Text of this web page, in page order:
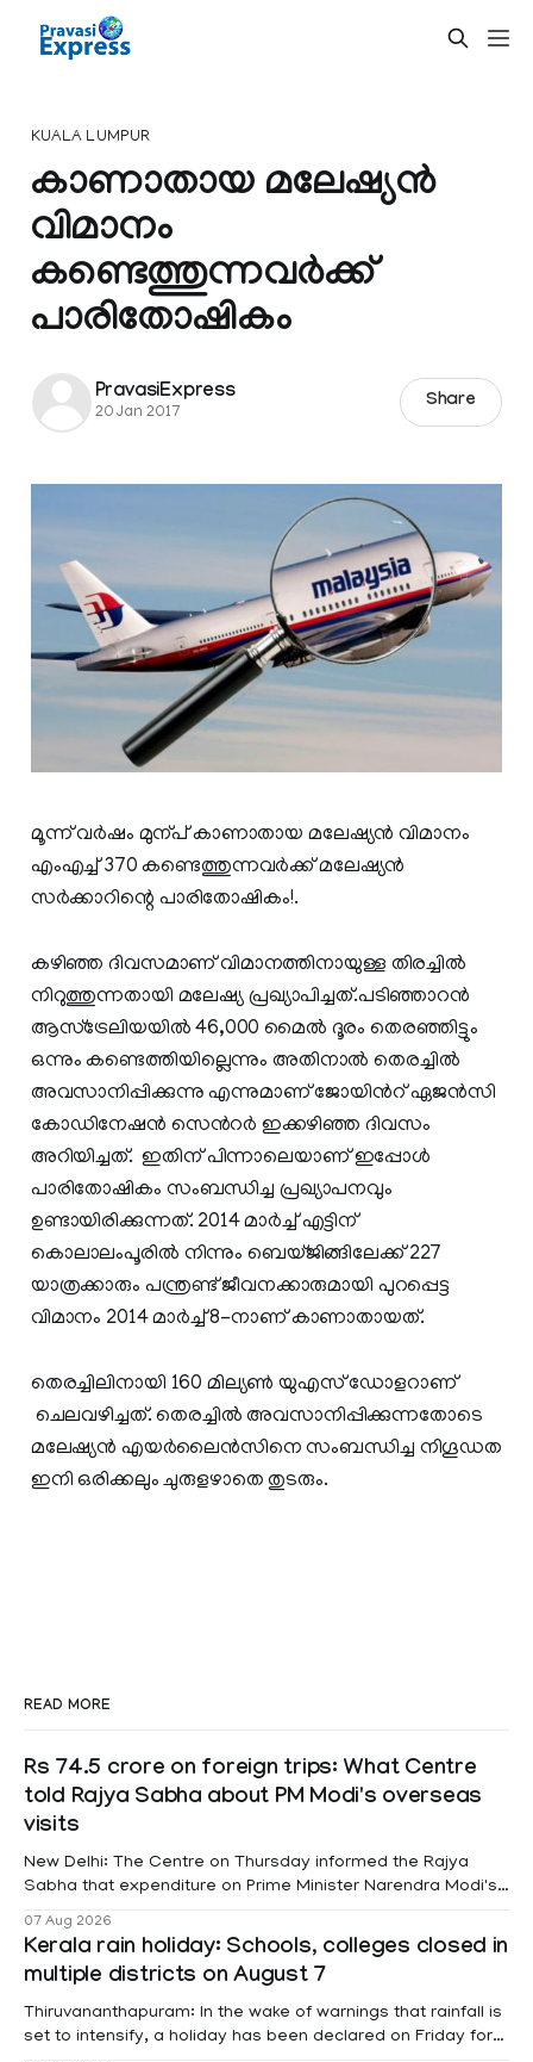
KUALA LUMPUR
കാണാതായ മലേഷ്യൻ
വിമാനം
കണ്ടെത്തുന്നവർക്ക്
പാരിതോഷികം
PravasiExpress
20 Jan 2017
Share
മൂന്ന് വർഷം മുന്പ് കാണാതായ മലേഷ്യൻ വിമാനം
എംഎച്ച് 370 കണ്ടെത്തുന്നവർക്ക് മലേഷ്യൻ
സർക്കാറിന്റെ പാരിതോഷികം!.
കഴിഞ്ഞ ദിവസമാണ് വിമാനത്തിനായുള്ള തിരച്ചിൽ
നിറുത്തുന്നതായി മലേഷ്യ പ്രഖ്യാപിച്ചത്.പടിഞ്ഞാറൻ
ആസ്ട്രേലിയയിൽ 46,000 മൈൽ ദൂരം തെരഞ്ഞിട്ടും
ഒന്നും കണ്ടെത്തിയില്ലെന്നും അതിനാൽ തെരച്ചിൽ
അവസാനിപ്പിക്കുന്നു എന്നുമാണ് ജോയിന്‍റ് ഏജൻസി
കോഡിനേഷൻ സെന്‍റർ ഇക്കഴിഞ്ഞ ദിവസം
അറിയിച്ചത്. ഇതിന് പിന്നാലെയാണ് ഇപ്പോൾ
പാരിതോഷികം സംബന്ധിച്ച പ്രഖ്യാപനവും
ഉണ്ടായിരിക്കുന്നത്. 2014 മാര്‍ച്ച് എട്ടിന്
കൊലാലംപൂരിൽ നിന്നും ബെയ്ജിങ്ങിലേക്ക് 227
യാത്രക്കാരും പന്ത്രണ്ട് ജീവനക്കാരുമായി പുറപ്പെട്ട
വിമാനം 2014 മാർച്ച് 8-നാണ് കാണാതായത്.
തെരച്ചിലിനായി 160 മില്യണ്‍ യുഎസ് ഡോളറാണ്
ചെലവഴിച്ചത്. തെരച്ചില്‍ അവസാനിപ്പിക്കുന്നതോടെ
മലേഷ്യന്‍ എയര്‍ലൈന്‍സിനെ സംബന്ധിച്ച നിഗൂഡത
ഇനി ഒരിക്കലും ചുരുളഴാതെ തുടരും.
READ MORE
Rs 74.5 crore on foreign trips: What Centre
told Rajya Sabha about PM Modi's overseas
visits
New Delhi: The Centre on Thursday informed the Rajya
Sabha that expenditure on Prime Minister Narendra Modi's
information was provided by Minister of State for External
Affairs Pabitra Margherita in a written reply to questions
raised
07 Aug 2026
Kerala rain holiday: Schools, colleges closed in
multiple districts on August 7
Thiruvananthapuram: In the wake of warnings that rainfall is
set to intensify, a holiday has been declared on Friday for